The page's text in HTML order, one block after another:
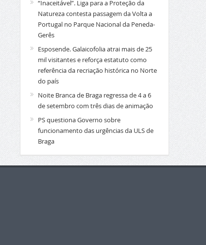
“Inaceitável”. Liga para a Proteção da
Natureza contesta passagem da Volta a
Portugal no Parque Nacional da Peneda-
Gerês
Esposende. Galaicofolia atrai mais de 25
mil visitantes e reforça estatuto como
referência da recriação histórica no Norte
do país
Noite Branca de Braga regressa de 4 a 6
de setembro com três dias de animação
PS questiona Governo sobre
funcionamento das urgências da ULS de
Braga